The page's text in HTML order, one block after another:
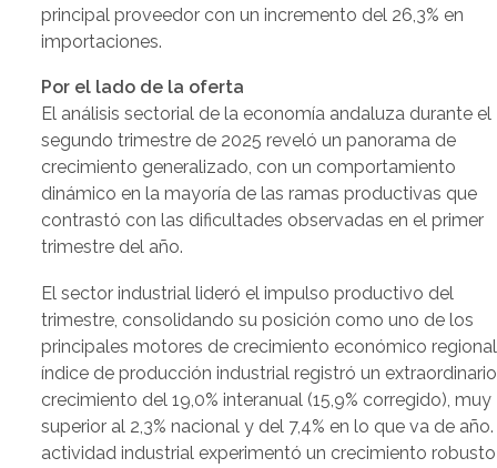
principal proveedor con un incremento del 26,3% en
importaciones.
Por el lado de la oferta
El análisis sectorial de la economía andaluza durante el
segundo trimestre de 2025 reveló un panorama de
crecimiento generalizado, con un comportamiento
dinámico en la mayoría de las ramas productivas que
contrastó con las dificultades observadas en el primer
trimestre del año.
El sector industrial lideró el impulso productivo del
trimestre, consolidando su posición como uno de los
principales motores de crecimiento económico
índice de producción industrial registró un extraordinario
crecimiento del 19,0% interanual (15,9% corregido), muy
superior al 2,3% nacional y del 7,4% en lo que va de
actividad industrial experimentó un crecimiento robusto